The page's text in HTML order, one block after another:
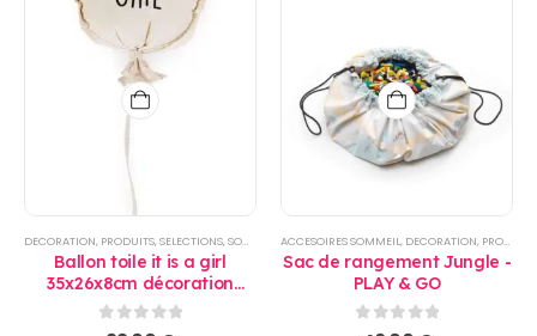
DECORATION, PRODUITS,SELECTIONS,SOMMEIL
Ballon toile it is a girl
35x26x8cm décoration
murale
ACCESOIRES SOMMEIL, DECORATION, PRODUITS
Sac de rangement Jungle -
PLAY & GO